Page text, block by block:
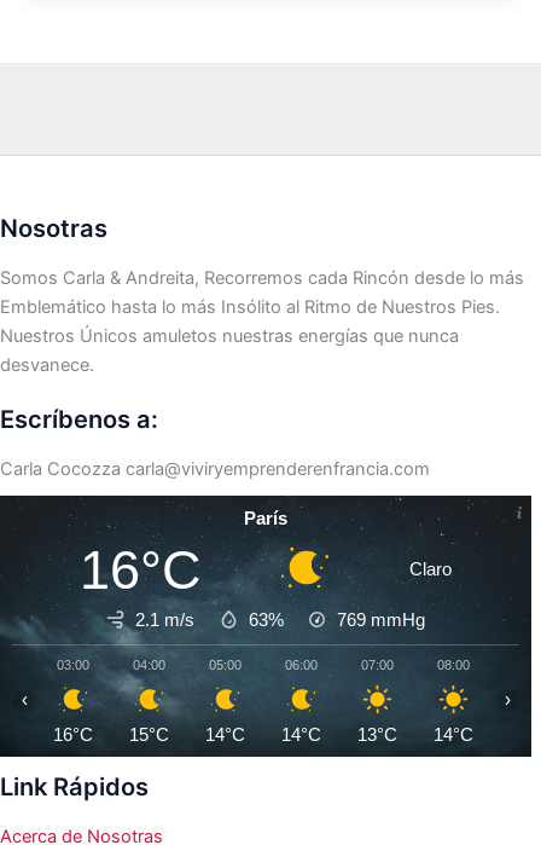
Nosotras
Somos Carla & Andreita, Recorremos cada Rincón desde lo más
Emblemático hasta lo más Insólito al Ritmo de Nuestros Pies.
Nuestros Únicos amuletos nuestras energías que nunca
desvanece.
Escríbenos a:
Carla Cocozza carla@viviryemprenderenfrancia.com
París
16°C Claro
2.1 m/s 63% 769 mmHg
03:00
16°C
04:00
15°C
05:00
14°C
06:00
14°C
07:00
13°C
08:00
14°C
‹ ›
Link Rápidos
Acerca de Nosotras